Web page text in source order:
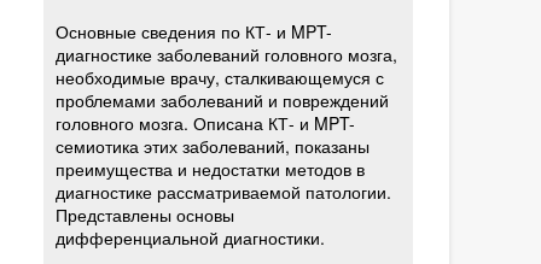
Основные сведения по КТ- и MPT-
диагностике заболеваний головного мозга,
необходимые врачу, сталкивающемуся с
проблемами заболеваний и повреждений
головного мозга. Описана КТ- и MPT-
семиотика этих заболеваний, показаны
преимущества и недостатки методов в
диагностике рассматриваемой патологии.
Представлены основы
дифференциальной диагностики.